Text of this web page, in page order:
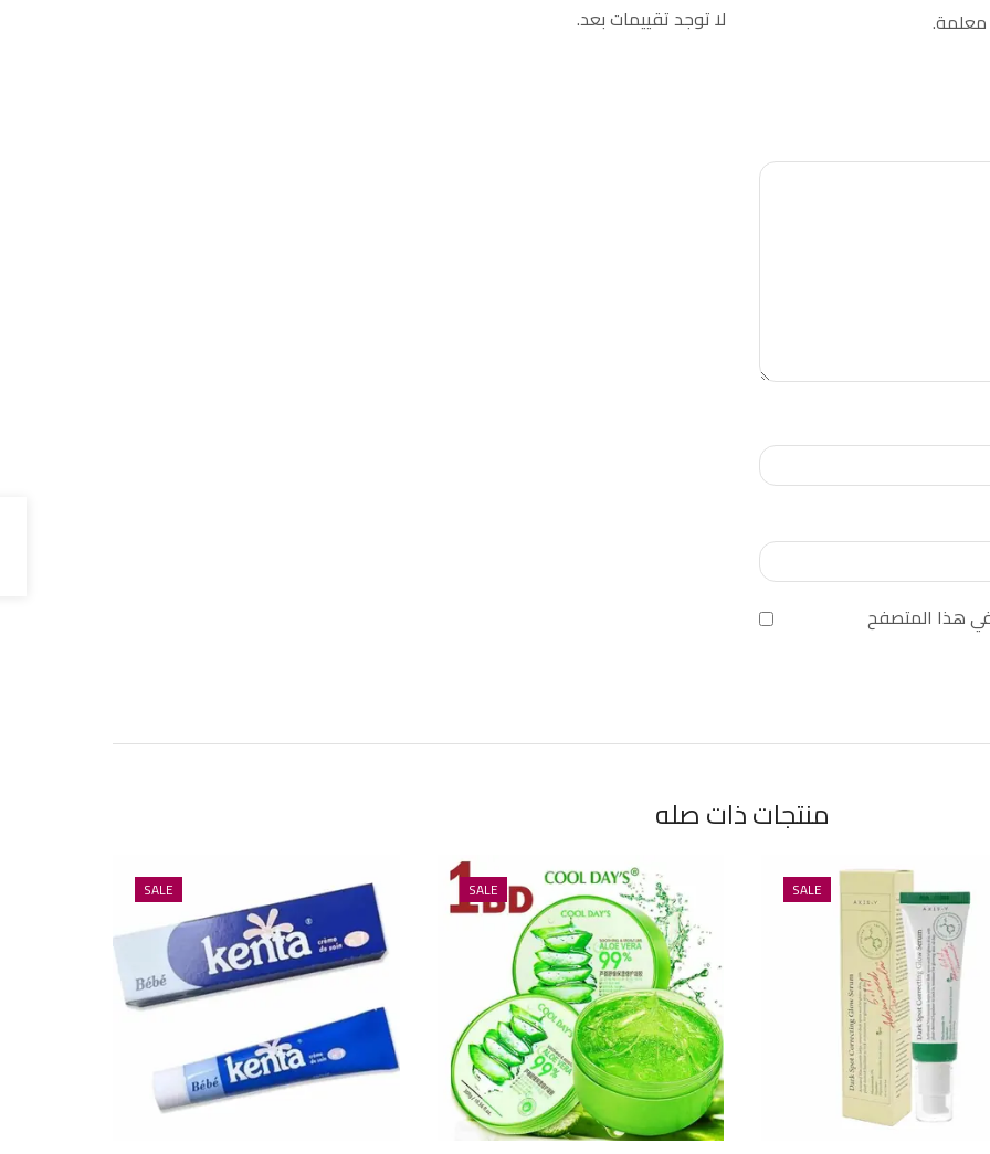
لا توجد تقييمات بعد.
معلمة.
في هذا المتصفح
منتجات ذات صله
SALE
SALE
SALE